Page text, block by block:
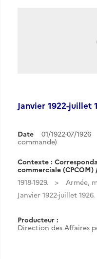
Janvier 1922-juillet
Date 01/1922-07/1926
commande)
Contexte :
commerciale (CPCOM)
1918-1929.
Armée,
Janvier 1922-juillet 1926.
Producteur :
Direction des Affaires